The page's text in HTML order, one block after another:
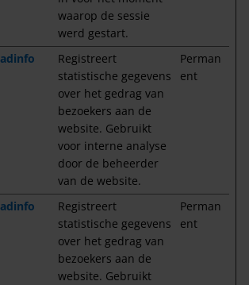
waarop de sessie
werd gestart.
Registreert
statistische gegevens
over het gedrag van
bezoekers aan de
website. Gebruikt
voor interne analyse
door de beheerder
van de website.
Perman
ent
Registreert
statistische gegevens
over het gedrag van
bezoekers aan de
website. Gebruikt
Perman
ent